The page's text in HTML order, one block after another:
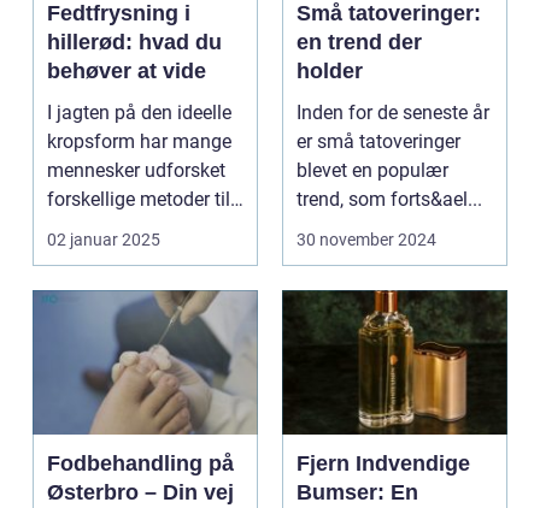
Fedtfrysning i
hillerød: hvad du
behøver at vide
I jagten på den ideelle
kropsform har mange
mennesker udforsket
forskellige metoder til
at red...
02 januar 2025
Små tatoveringer:
en trend der
holder
Inden for de seneste år
er små tatoveringer
blevet en populær
trend, som forts&ael...
30 november 2024
Fodbehandling på
Østerbro – Din vej
Fjern Indvendige
Bumser: En